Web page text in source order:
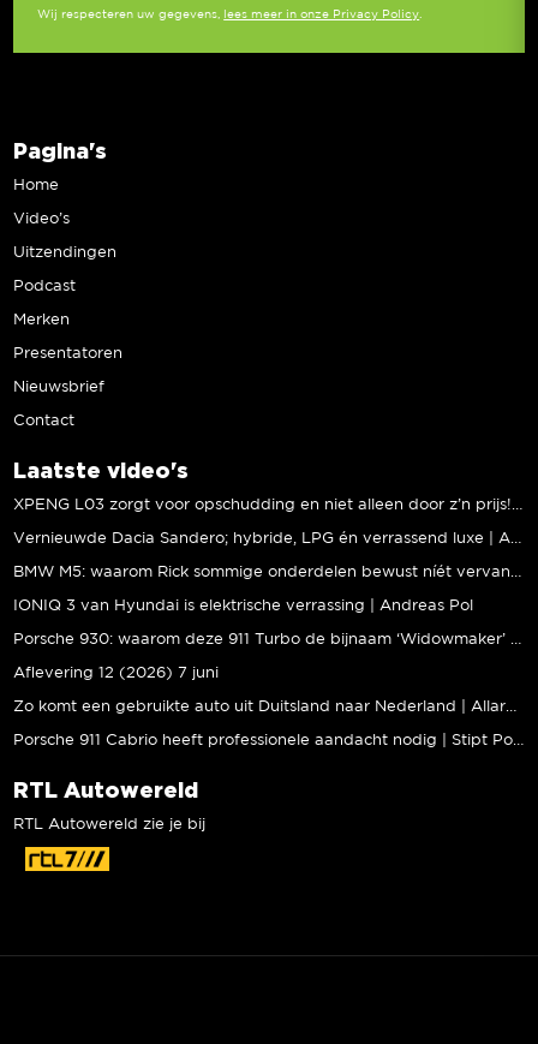
Wij respecteren uw gegevens, lees meer in onze Privacy Policy
Pagina's
Home
Video’s
Uitzendingen
Podcast
Merken
Presentatoren
Nieuwsbrief
Contact
Laatste video's
IONIQ 3 van Hyundai is elektrische verrassing | Andreas Pol
Aflevering 12 (2026) 7 juni
RTL Autowereld
RTL Autowereld zie je bij